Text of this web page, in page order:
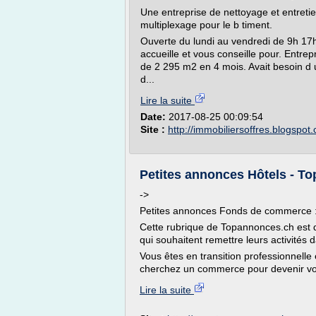
Une entreprise de nettoyage et
multiplexage pour le b timent.
Ouverte du lundi au vendredi de 9h
accueille et vous conseille pour.
de 2 295 m2 en 4 mois. Avait besoin
d...
Lire la suite
Date: 2017-08-25 00:09:54
Site : http://
Petites annonces Hôtels -
->
Petites annonces Fonds de
Cette rubrique de Topannonces.ch
qui souhaitent remettre leurs activités
Vous êtes en transition
cherchez un commerce pour devenir
Lire la suite